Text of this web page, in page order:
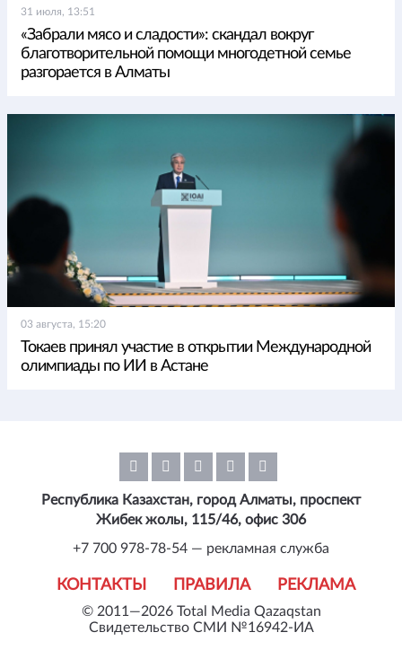
31 июля, 13:51
«Забрали мясо и сладости»: скандал вокруг
благотворительной помощи многодетной семье
разгорается в Алматы
03 августа, 15:20
Токаев принял участие в открытии Международной
олимпиады по ИИ в Астане
© 2011—2026 Total Media Qazaqstan
Свидетельство СМИ №16942-ИА
КОНТАКТЫ ПРАВИЛА РЕКЛАМА
Республика Казахстан, город Алматы, проспект
Жибек жолы, 115/46, офис 306
+7 700 978-78-54 — рекламная служба